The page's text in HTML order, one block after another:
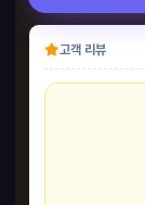
고객 리뷰